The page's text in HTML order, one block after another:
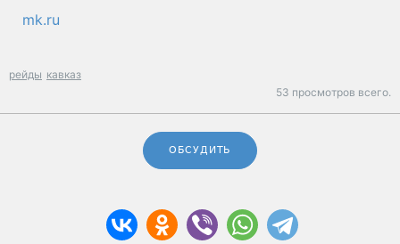
mk.ru
рейды кавказ
53 просмотров всего.
ОБСУДИТЬ